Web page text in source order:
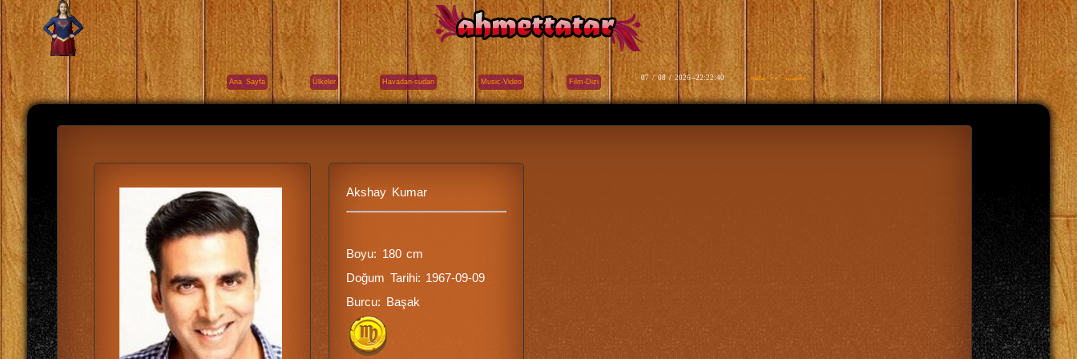
Ana Sayfa Ülkeler Havadan-sudan Music-Video Film-Dizi
07 / 08 / 2026--22:22:40 Online: ' 0 ' ziyaretçi
Akshay Kumar
Boyu: 180 cm
Doğum Tarihi: 1967-09-09
Burcu: Başak